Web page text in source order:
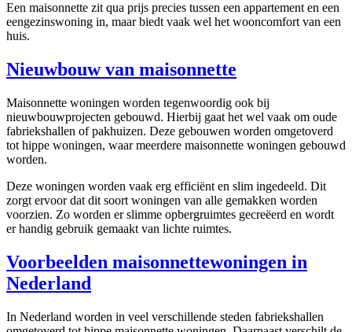
Een maisonnette zit qua prijs precies tussen een appartement en een
eengezinswoning in, maar biedt vaak wel het wooncomfort van een
huis.
Nieuwbouw van maisonnette
Maisonnette woningen worden tegenwoordig ook bij
nieuwbouwprojecten gebouwd. Hierbij gaat het wel vaak om oude
fabriekshallen of pakhuizen. Deze gebouwen worden omgetoverd
tot hippe woningen, waar meerdere maisonnette woningen gebouwd
worden.
Deze woningen worden vaak erg efficiënt en slim ingedeeld. Dit
zorgt ervoor dat dit soort woningen van alle gemakken worden
voorzien. Zo worden er slimme opbergruimtes gecreëerd en wordt
er handig gebruik gemaakt van lichte ruimtes.
Voorbeelden maisonnettewoningen in
Nederland
In Nederland worden in veel verschillende steden fabriekshallen